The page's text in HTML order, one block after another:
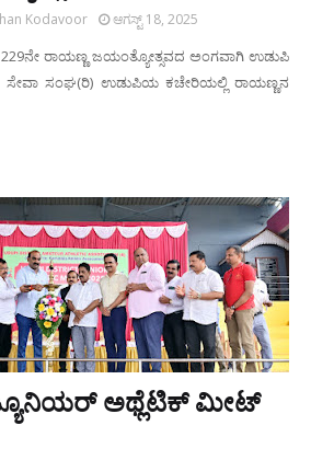
Kodavoor ಆಗಸ್ಟ್ 18, 2025
229ನೇ ರಾಯಣ್ಣ ಜಯಂತ್ಯೋತ್ಸವದ ಅಂಗವಾಗಿ ಉಡುಪಿ
ಸೇವಾ ಸಂಘ(ರಿ) ಉಡುಪಿಯ ಕಚೇರಿಯಲ್ಲಿ ರಾಯಣ್ಣನ
ಅಥ್ಲೆಟಿಕ್ ಮೀಟ್